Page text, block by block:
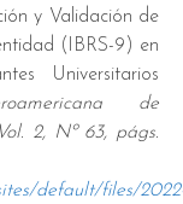
y Validación de
(IBRS-9) en
Universitarios
de
2, Nº 63, págs.
default/files/